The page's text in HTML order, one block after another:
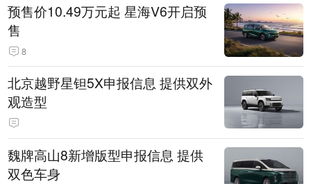
预售价10.49万元起 星海V6开启预
售
8
北京越野星钽5X申报信息 提供双外
观造型
魏牌高山8新增版型申报信息 提供
双色车身